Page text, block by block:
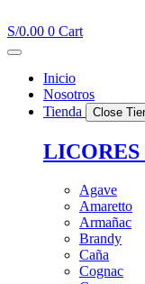
al
contenido
S/0.00 0 Cart
Inicio
Nosotros
Tienda
Close
Agave
Amaretto
Armañac
Brandy
Caña
Cognac